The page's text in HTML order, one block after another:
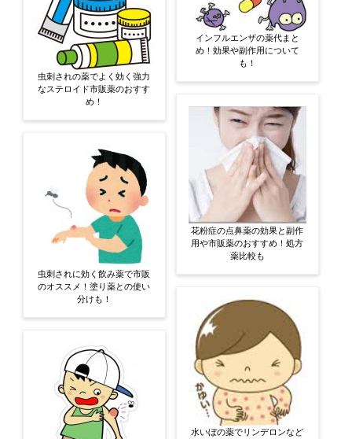
虫刺されの薬でよく効く強力
なステロイド市販薬のおすす
め！
虫刺されに効く飲み薬で市販
のオススメ！塗り薬との使い
分けも！
インフルエンザの薬代まと
め！効果や副作用について
も！
花粉症の点鼻薬の効果と副作
用や市販薬のおすすめ！処方
薬比較も
水いぼの薬でリンデロンなど